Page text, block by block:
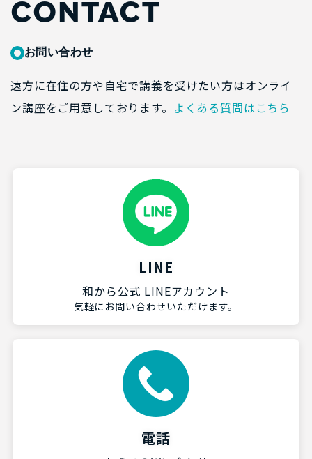
CONTACT
お問い合わせ
遠方に在住の方や自宅で講義を受けたい方はオンライ
ン講座をご用意しております。 よくある質問はこちら
LINE
和から公式 LINEアカウント
気軽にお問い合わせいただけます。
電話